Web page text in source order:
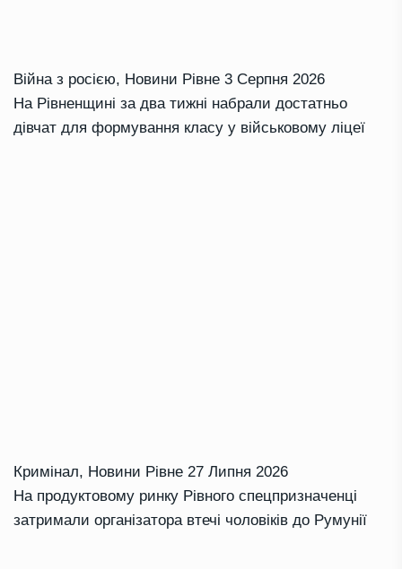
Війна з росією, Новини Рівне 3 Серпня 2026
На Рівненщині за два тижні набрали достатньо
дівчат для формування класу у військовому ліцеї
Кримінал, Новини Рівне 27 Липня 2026
На продуктовому ринку Рівного спецпризначенці
затримали організатора втечі чоловіків до Румунії